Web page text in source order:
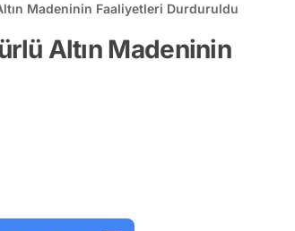
Madeninin Faaliyetleri Durduruldu
Altın Madeninin